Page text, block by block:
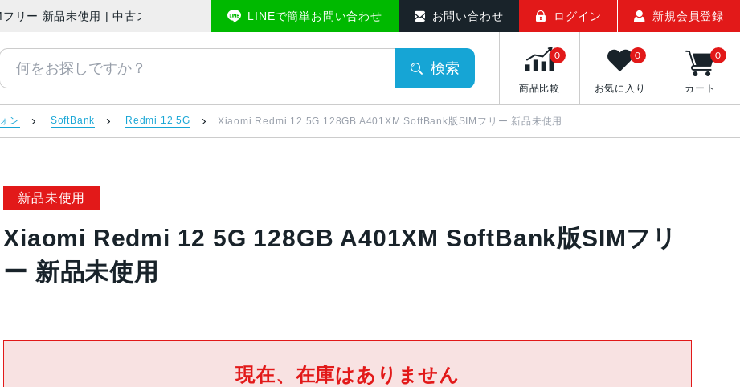
リー 新品未使用 | 中古スマホ販売のアメモバマーケットLINEで簡単お問い合わせ お問い合わせ ログイン 新規会員登録
検索
商品比較
0
お気に入り
0
カート
0
ン SoftBank Redmi 12 5G Xiaomi Redmi 12 5G 128GB A401XM SoftBank版SIMフリー 新品未使用
新品未使用
Xiaomi Redmi 12 5G 128GB A401XM SoftBank版SIMフリ
ー 新品未使用
現在、在庫はありません